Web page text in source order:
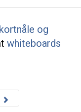
kortnåle og
whiteboards